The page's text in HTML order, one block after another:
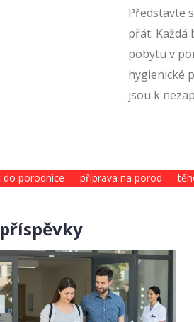
Představte
přát. Každá
pobytu v
hygienické
jsou k
do porodnice příprava na porod